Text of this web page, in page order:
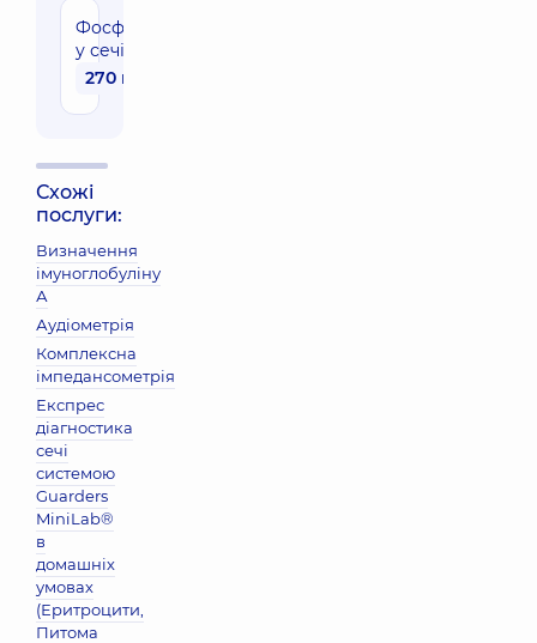
Фосфор
у сечі
270 грн
Схожі
послуги:
Визначення
імуноглобуліну
А
Аудіометрія
Комплексна
імпедансометрія
Експрес
діагностика
сечі
системою
Guarders
MiniLab®
в
домашніх
умовах
(Еритроцити,
Питома